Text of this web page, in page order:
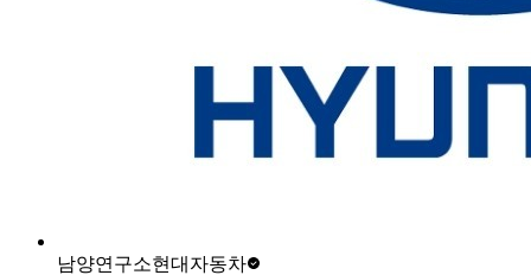
남양연구소현대자동차